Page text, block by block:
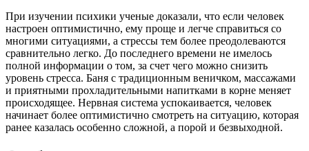
При изучении психики ученые доказали, что если человек
настроен оптимистично, ему проще и легче справиться со
многими ситуациями, а стрессы тем более преодолеваются
сравнительно легко. До последнего времени не имелось
полной информации о том, за счет чего можно снизить
уровень стресса. Баня с традиционным веничком, массажами
и приятными прохладительными напитками в корне меняет
происходящее. Нервная система успокаивается, человек
начинает более оптимистично смотреть на ситуацию, которая
ранее казалась особенно сложной, а порой и безвыходной.